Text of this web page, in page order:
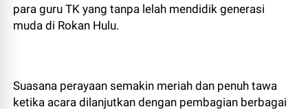
para guru TK yang tanpa lelah mendidik generasi
muda di Rokan Hulu.
Suasana perayaan semakin meriah dan penuh tawa
ketika acara dilanjutkan dengan pembagian berbagai